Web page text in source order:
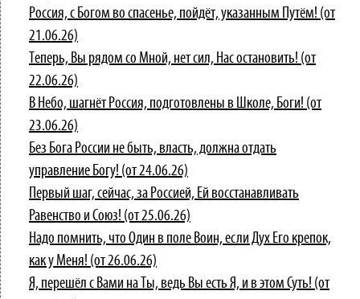
Россия, с Богом во спасенье, пойдёт, указанным Путём! (от
21.06.26)
Теперь, Вы рядом со Мной, нет сил, Нас остановить! (от
22.06.26)
В Небо, шагнёт Россия, подготовлены в Школе, Боги! (от
23.06.26)
Без Бога России не быть, власть, должна отдать
управление Богу! (от 24.06.26)
Первый шаг, сейчас, за Россией, Ей восстанавливать
Равенство и Союз! (от 25.06.26)
Надо помнить, что Один в поле Воин, если Дух Его крепок,
как у Меня! (от 26.06.26)
Я, перешёл с Вами на Ты, ведь Вы есть Я, и в этом Суть! (от